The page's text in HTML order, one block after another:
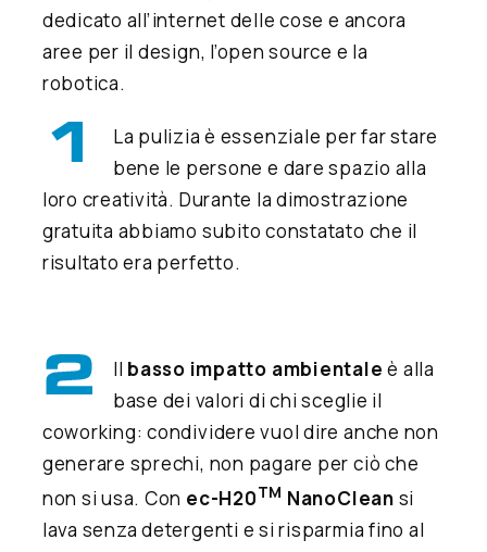
dedicato all’internet delle cose e ancora
aree per il design, l’open source e la
robotica.
La pulizia è essenziale per far stare
bene le persone e dare spazio alla
loro creatività. Durante la dimostrazione
gratuita abbiamo subito constatato che il
risultato era perfetto.
Il basso impatto ambientale è alla
base dei valori di chi sceglie il
coworking: condividere vuol dire anche non
generare sprechi, non pagare per ciò che
non si usa. Con ec-H20TM NanoClean si
lava senza detergenti e si risparmia fino al